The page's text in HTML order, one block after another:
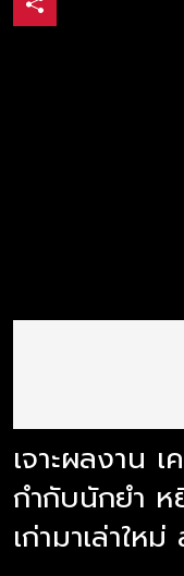
เจาะผลงาน
กำกับนักยำ ห
เก่ามาเล่าให